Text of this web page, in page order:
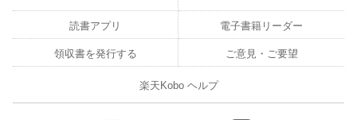
読書アプリ 電子書籍リーダー
領収書を発行する ご意見・ご要望
楽天Kobo ヘルプ